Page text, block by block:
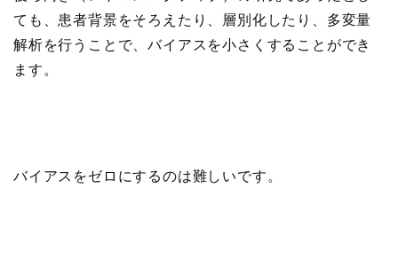
ても、患者背景をそろえたり、層別化したり、多変量
解析を行うことで、バイアスを小さくすることができ
ます。
バイアスをゼロにするのは難しいです。